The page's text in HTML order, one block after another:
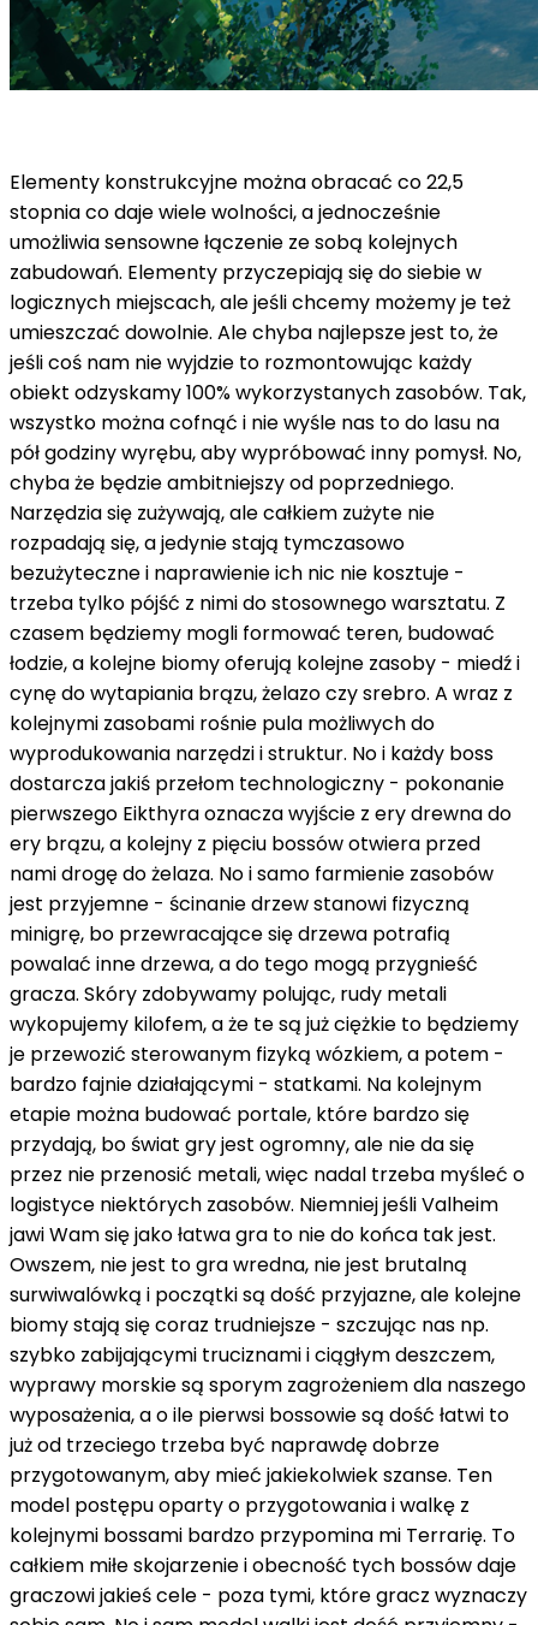
Elementy konstrukcyjne można obracać co 22,5
stopnia co daje wiele wolności, a jednocześnie
umożliwia sensowne łączenie ze sobą kolejnych
zabudowań. Elementy przyczepiają się do siebie w
logicznych miejscach, ale jeśli chcemy możemy je też
umieszczać dowolnie. Ale chyba najlepsze jest to, że
jeśli coś nam nie wyjdzie to rozmontowując każdy
obiekt odzyskamy 100% wykorzystanych zasobów. Tak,
wszystko można cofnąć i nie wyśle nas to do lasu na
pół godziny wyrębu, aby wypróbować inny pomysł. No,
chyba że będzie ambitniejszy od poprzedniego.
Narzędzia się zużywają, ale całkiem zużyte nie
rozpadają się, a jedynie stają tymczasowo
bezużyteczne i naprawienie ich nic nie kosztuje -
trzeba tylko pójść z nimi do stosownego warsztatu. Z
czasem będziemy mogli formować teren, budować
łodzie, a kolejne biomy oferują kolejne zasoby - miedź i
cynę do wytapiania brązu, żelazo czy srebro. A wraz z
kolejnymi zasobami rośnie pula możliwych do
wyprodukowania narzędzi i struktur. No i każdy boss
dostarcza jakiś przełom technologiczny - pokonanie
pierwszego Eikthyra oznacza wyjście z ery drewna do
ery brązu, a kolejny z pięciu bossów otwiera przed
nami drogę do żelaza. No i samo farmienie zasobów
jest przyjemne - ścinanie drzew stanowi fizyczną
minigrę, bo przewracające się drzewa potrafią
powalać inne drzewa, a do tego mogą przygnieść
gracza. Skóry zdobywamy polując, rudy metali
wykopujemy kilofem, a że te są już ciężkie to będziemy
je przewozić sterowanym fizyką wózkiem, a potem -
bardzo fajnie działającymi - statkami. Na kolejnym
etapie można budować portale, które bardzo się
przydają, bo świat gry jest ogromny, ale nie da się
przez nie przenosić metali, więc nadal trzeba myśleć o
logistyce niektórych zasobów. Niemniej jeśli Valheim
jawi Wam się jako łatwa gra to nie do końca tak jest.
Owszem, nie jest to gra wredna, nie jest brutalną
surwiwalówką i początki są dość przyjazne, ale kolejne
biomy stają się coraz trudniejsze - szczując nas np.
szybko zabijającymi truciznami i ciągłym deszczem,
wyprawy morskie są sporym zagrożeniem dla naszego
wyposażenia, a o ile pierwsi bossowie są dość łatwi to
już od trzeciego trzeba być naprawdę dobrze
przygotowanym, aby mieć jakiekolwiek szanse. Ten
model postępu oparty o przygotowania i walkę z
kolejnymi bossami bardzo przypomina mi Terrarię. To
całkiem miłe skojarzenie i obecność tych bossów daje
graczowi jakieś cele - poza tymi, które gracz wyznaczy